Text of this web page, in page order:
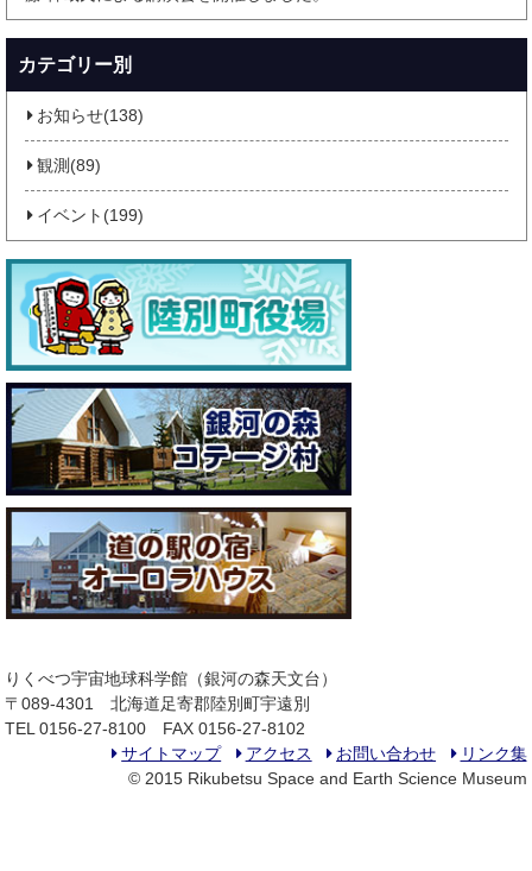
カテゴリー別
お知らせ(138)
観測(89)
イベント(199)
りくべつ宇宙地球科学館（銀河の森天文台）
〒089-4301 北海道足寄郡陸別町宇遠別
TEL 0156-27-8100 FAX 0156-27-8102
サイトマップ
アクセス お問い合わせ
リンク集
© 2015 Rikubetsu Space and Earth Science Museum